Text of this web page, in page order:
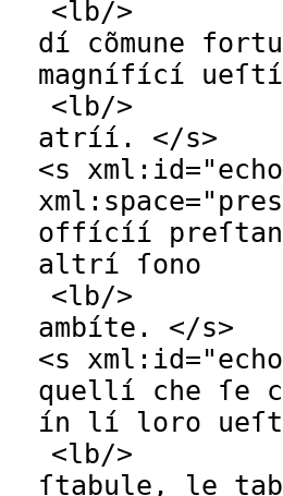
<lb/>
dí cõmune
magnífící
<lb/>
atríí. </s>
<s xml:id="
xml:space="
offícíí
altrí ſono
<lb/>
ambíte. </s>
<s xml:id="
quellí che ſe
ín lí loro
<lb/>
ſtabule, le